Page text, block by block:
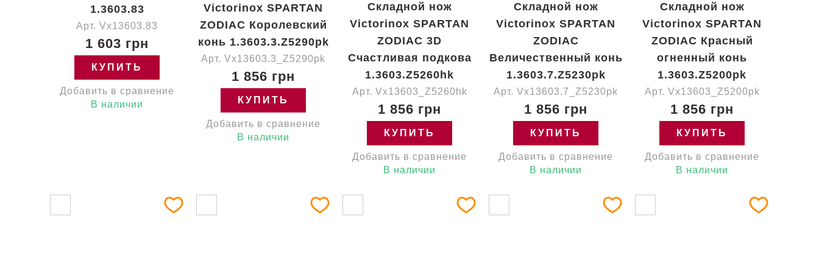
1.3603.83
Арт. Vx13603.83
1 603 грн
КУПИТЬ
Добавить в сравнение
В наличии
Victorinox SPARTAN
ZODIAC Королевский
конь 1.3603.3.Z5290pk
Арт. Vx13603.3_Z5290pk
1 856 грн
КУПИТЬ
Добавить в сравнение
В наличии
Складной нож
Victorinox SPARTAN
ZODIAC 3D
Счастливая подкова
1.3603.Z5260hk
Арт. Vx13603_Z5260hk
1 856 грн
КУПИТЬ
Добавить в сравнение
В наличии
Складной нож
Victorinox SPARTAN
ZODIAC
Величественный конь
1.3603.7.Z5230pk
Арт. Vx13603.7_Z5230pk
1 856 грн
КУПИТЬ
Добавить в сравнение
В наличии
Складной нож
Victorinox SPARTAN
ZODIAC Красный
огненный конь
1.3603.Z5200pk
Арт. Vx13603_Z5200pk
1 856 грн
КУПИТЬ
Добавить в сравнение
В наличии